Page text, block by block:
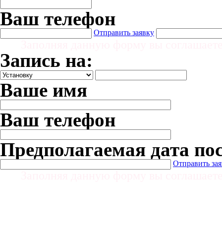
Ваш телефон
Отправить заявку
Запись на:
Ваше имя
Ваш телефон
Предполагаемая дата
Отправить